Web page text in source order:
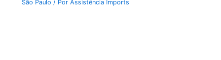
São Paulo / PorAssistência Imports